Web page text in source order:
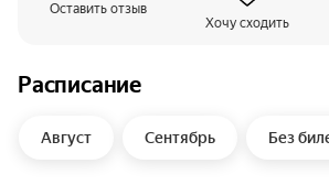
Оставить отзыв
Хочу сходить
Расписание
Август Сентябрь Без